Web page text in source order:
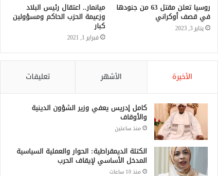
روسيا تعلن مقتل 63 من جنودها
في قصف أوكراني
يناير 3, 2023
ميانمار.. اعتقال رئيس البلاد
وزعيمة الحزب الحاكم ومسؤولين
كبار
فبراير 1, 2021
الأخيرة الأشهر تعليقات
كامل إدريس يعفي وزير الشؤون الدينية
والأوقاف
منذ ساعتين
الكتلة الديمقراطية: الحوار والعملية السياسية
المدخل الأساسي لإيقاف الحرب
منذ 10 ساعات